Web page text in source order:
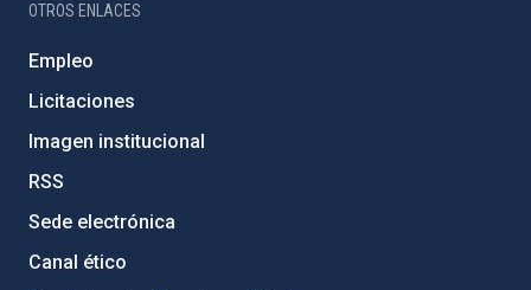
OTROS ENLACES
Empleo
Licitaciones
Imagen institucional
RSS
Sede electrónica
Canal ético